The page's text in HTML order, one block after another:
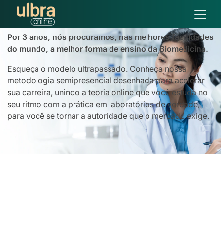
Biomedicina
Por 3 anos, nós procuramos, nas melhores faculdades
do mundo, a melhor forma de ensino da Biomedicina.
Esqueça o modelo ultrapassado. Conheça nossa
metodologia semipresencial desenhada para acelerar
sua carreira, unindo a teoria online que você estuda no
seu ritmo com a prática em laboratórios de verdade,
para você se tornar a autoridade que o mercado exige.